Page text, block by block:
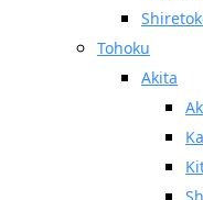
Tohoku
Akita